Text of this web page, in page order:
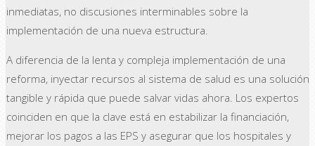
inmediatas, no discusiones interminables sobre la
implementación de una nueva estructura.
A diferencia de la lenta y compleja implementación de una
reforma, inyectar recursos al sistema de salud es una solución
tangible y rápida que puede salvar vidas ahora. Los expertos
coinciden en que la clave está en estabilizar la financiación,
mejorar los pagos a las EPS y asegurar que los hospitales y